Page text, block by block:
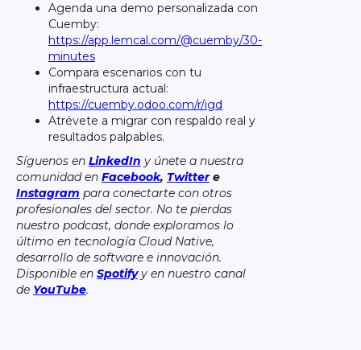
Agenda una demo personalizada con
Cuemby:
https://app.lemcal.com/@cuemby/30-
minutes
Compara escenarios con tu
infraestructura actual:
https://cuemby.odoo.com/r/igd
Atrévete a migrar con respaldo real y
resultados palpables.
Síguenos en LinkedIn y únete a nuestra
comunidad en Facebook, Twittere
Instagram para conectarte con otros
profesionales del sector. No te pierdas
nuestro podcast, donde exploramos lo
último en tecnología Cloud Native,
desarrollo de software e innovación.
Disponible en Spotifyy en nuestro canal
de YouTube.